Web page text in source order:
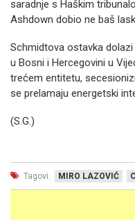
saradnje s Haškim
Ashdown dobio ne baš
Schmidtova ostavka
u Bosni i Hercegovini u
trećem entitetu,
se prelamaju energetski
(S.G.)
Tagovi: MIRO LAZOVIĆ